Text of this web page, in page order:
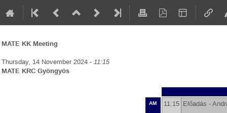
MATE KK Meeting
Thursday, 14 November 2024 - 11:15
MATE KRC Gyöngyös
AM 11:15 Előadás -